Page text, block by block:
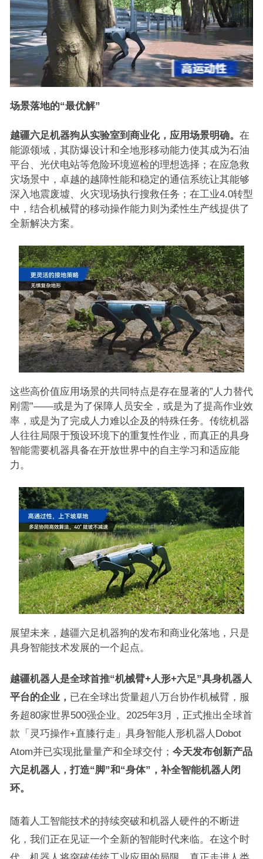
场景落地的“最优解”
越疆六足机器狗从实验室到商业化，应用场景明确。 在
能源领域，其防爆设计和全地形移动能力使其成为石油
平台、光伏电站等危险环境巡检的理想选择；在应急救
灾场景中，卓越的越障性能和稳定的通信系统让其能够
深入地震废墟、火灾现场执行搜救任务；在工业4.0转型
中，结合机械臂的移动操作能力则为柔性生产线提供了
全新解决方案。
这些高价值应用场景的共同特点是存在显著的”人力替代
刚需”——或是为了保障人员安全，或是为了提高作业效
率，或是为了完成人力难以企及的特殊任务。传统机器
人往往局限于预设环境下的重复性作业，而真正的具身
智能需要机器具备在开放世界中的自主学习和适应能
力。
展望未来，越疆六足机器狗的发布和商业化落地，只是
具身智能技术发展的一个起点。
越疆机器人是全球首推“机械臂+人形+六足”具身机器人
平台的企业， 已在全球出货量超八万台协作机械臂，服
务超80家世界500强企业。2025年3月，正式推出全球首
款「灵巧操作+直膝行走」具身智能人形机器人Dobot
Atom并已实现批量量产和全球交付； 今天发布创新产品
六足机器人，打造“脚”和“身体”，补全智能机器人闭
环。
随着人工智能技术的持续突破和机器人硬件的不断进
化，我们正在见证一个全新的智能时代来临。在这个时